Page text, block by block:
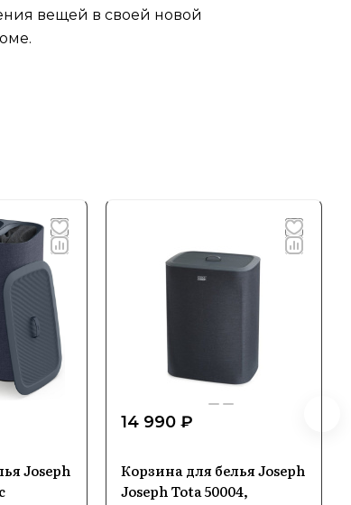
вещей в своей новой
Joseph
14 990 ₽
Корзина для белья Joseph
Joseph Tota 50004,